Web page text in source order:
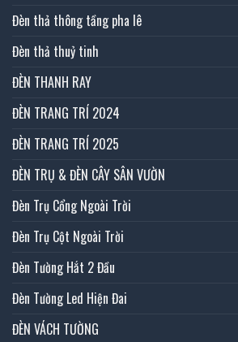
Đèn thả thông tầng pha lê
Đèn thả thuỷ tinh
ĐÈN THANH RAY
ĐÈN TRANG TRÍ 2024
ĐÈN TRANG TRÍ 2025
ĐÈN TRỤ & ĐÈN CÂY SÂN VƯỜN
Đèn Trụ Cổng Ngoài Trời
Đèn Trụ Cột Ngoài Trời
Đèn Tường Hắt 2 Đầu
Đèn Tường Led Hiện Đai
ĐÈN VÁCH TƯỜNG